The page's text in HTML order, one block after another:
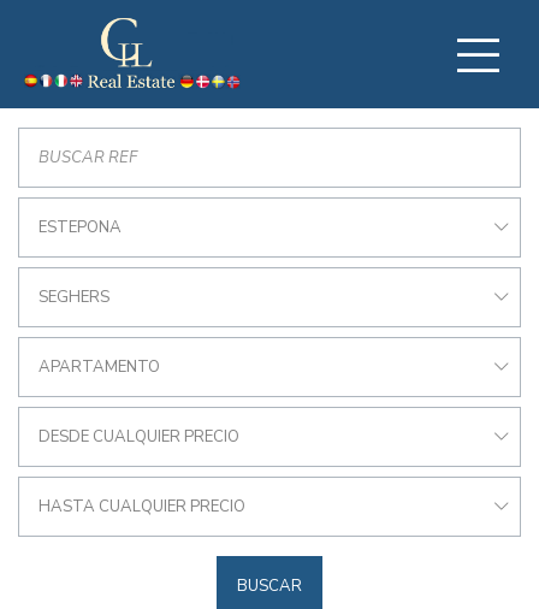
ESTEPONA
SEGHERS
APARTAMENTO
DESDE CUALQUIER PRECIO
HASTA CUALQUIER PRECIO
BUSCAR